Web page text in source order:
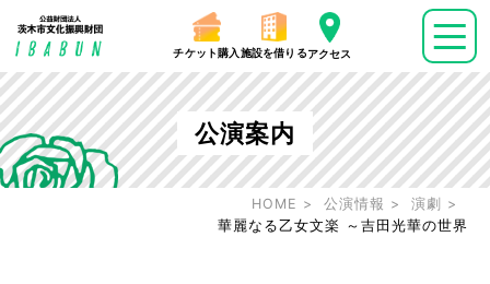
チケット購入 施設を借りるアクセス
公演案内
HOME 公演情報
演劇
華麗なる乙女文楽 ～吉田光華の世界